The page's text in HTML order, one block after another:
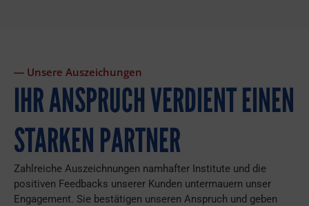
― Unsere Auszeichungen
IHR ANSPRUCH VERDIENT EINEN
STARKEN PARTNER
Zahlreiche Auszeichnungen namhafter Institute und die
positiven Feedbacks unserer Kunden untermauern unser
Engagement. Sie bestätigen unseren Anspruch und geben